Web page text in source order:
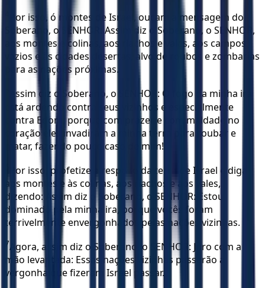
Por isso, ó montes de Israel, ouçam a mensagem do
Soberano, o SENHOR: Assim diz o Soberano, o SENHOR,
aos montes e colinas, aos riachos e vales, aos campos
vazios e às cidades desertas, alvo de roubos e zombarias
para as nações próximas.
Assim diz o Soberano, o SENHOR: O fogo da minha ira
está ardendo contra seus vizinhos e especialmente
contra Edom, porque com prazer e com maldade no
coração eles invadiram a minha terra para roubar e
matar, fazendo pouco caso de mim!
Por isso, profetize a respeito da terra de Israel e diga
aos montes e às colinas, aos riachos e aos vales,
dizendo: Assim diz o Soberano, o SENHOR: Estou
dominado pela minha ira, porque vocês foram
terrivelmente envergonhados pelas nações vizinhas.
7Agora, assim diz o Soberano, o SENHOR: Juro com a
mão levantada: Essas nações vizinhas passarão a
vergonha que fizeram Israel passar.